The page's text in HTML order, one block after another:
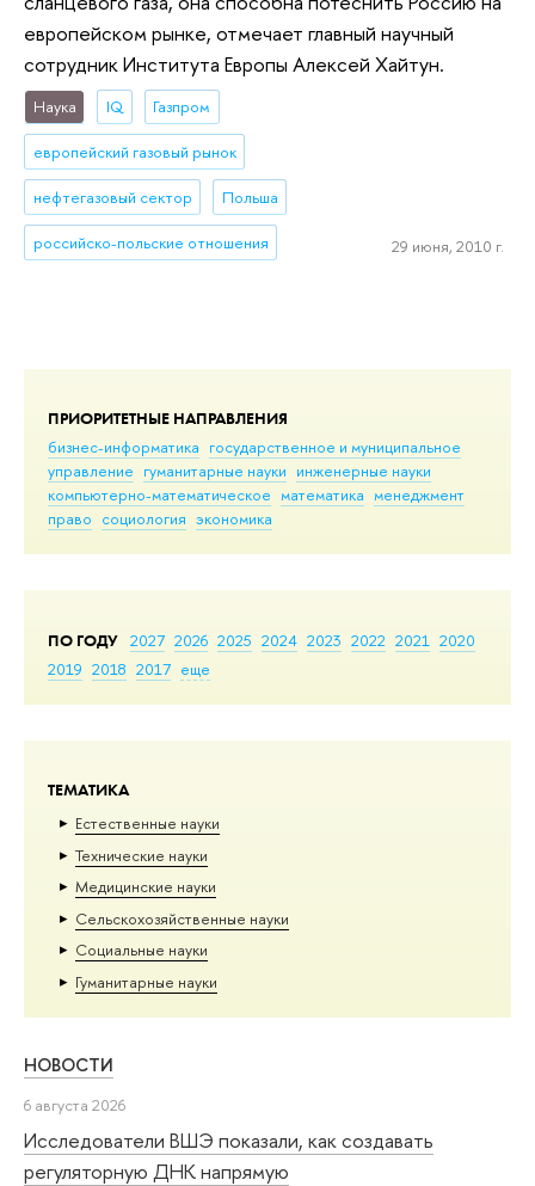
ПРИОРИТЕТНЫЕ НАПРАВЛЕНИЯ
бизнес-информатика государственное и муниципальное
управление гуманитарные науки инженерные науки
компьютерно-математическое математика менеджмент
право социология экономика
ПО ГОДУ 2027 2026 2025 2024 2023 2022 2021 2020
2019 2018 2017 еще
ТЕМАТИКА
Естественные науки
Тех­ничес­кие науки
Медицинские науки
Сельскохозяйственные науки
Социальные науки
Гуманитарные науки
НОВОСТИ
6 августа 2026
Исследователи ВШЭ показали, как создавать
регуляторную ДНК напрямую
европейском рынке, отмечает главный научный
сотрудник Института Европы Алексей Хайтун.
Наука IQ Газпром
европейский газовый рынок
нефтегазовый сектор Польша
российско-польские отношения 29 июня, 2010 г.